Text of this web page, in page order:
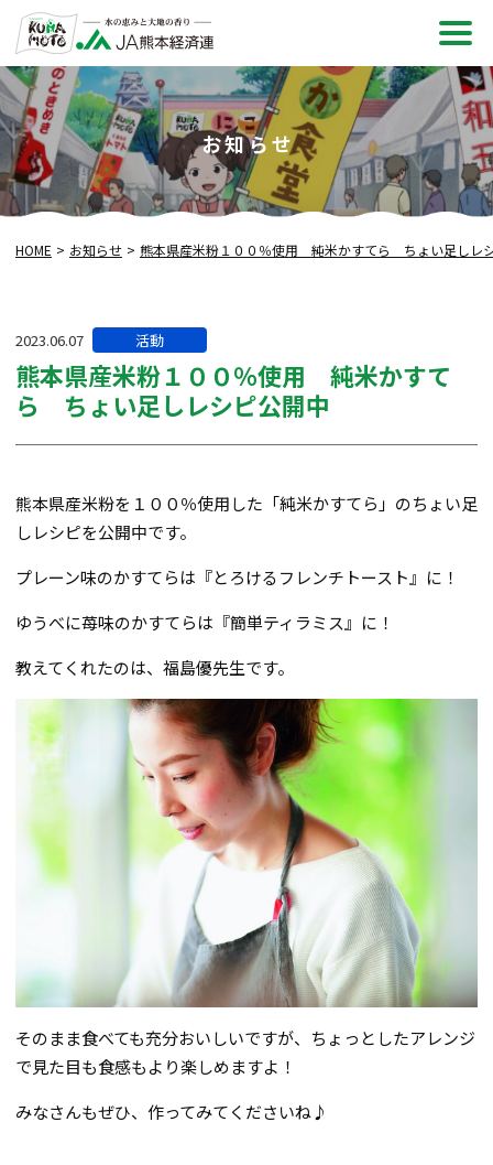
メ
ニ
お知らせ
HOME お知らせ 熊本県産米粉１００％使用 純米かすてら ちょい足しレ
2023.06.07 カ
テ
ゴ
リー:
活動
熊本県産米粉１００％使用 純米かすて
ら ちょい足しレシピ公開中
熊本県産米粉を１００％使用した「純米かすてら」のちょい足
しレシピを公開中です。
プレーン味のかすてらは『とろけるフレンチトースト』に！
ゆうべに苺味のかすてらは『簡単ティラミス』に！
教えてくれたのは、福島優先生です。
そのまま食べても充分おいしいですが、ちょっとしたアレンジ
で見た目も食感もより楽しめますよ！
みなさんもぜひ、作ってみてくださいね♪